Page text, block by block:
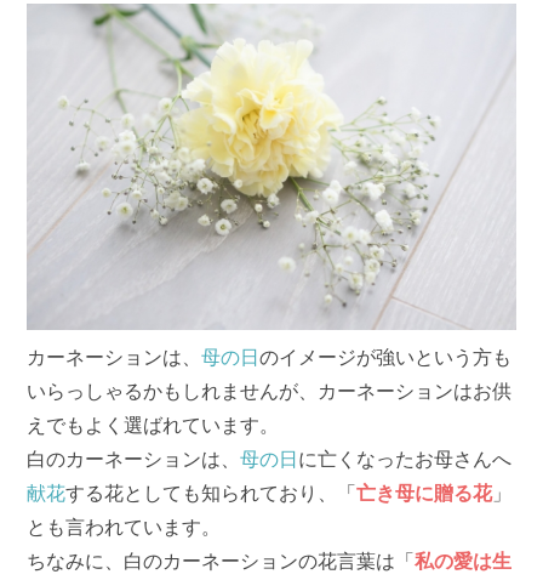
カーネーションは、母の日のイメージが強いという方も
いらっしゃるかもしれませんが、カーネーションはお供
えでもよく選ばれています。
白のカーネーションは、母の日 に亡くなったお母さんへ
献花する花としても知られており、「亡き母に贈る花」
とも言われています。
ちなみに、白のカーネーションの花言葉は「私の愛は生